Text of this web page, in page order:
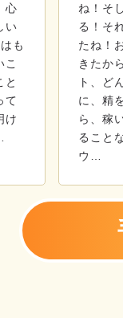
心
い
も
と
て
け
ね！そ
る！そ
たね！
きたか
ト、ど
に、精
ら、稼
ること
ウ…